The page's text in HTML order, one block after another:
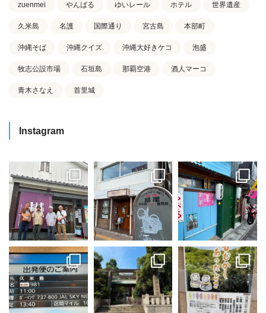
zuenmei やんばる ゆいレール ホテル 世界遺産
久米島 名護 国際通り 宮古島 本部町
沖縄そば 沖縄クイズ 沖縄大好きケコ 泡盛
牧志公設市場 石垣島 那覇空港 酒人マーコ
青木さなえ 首里城
Instagram